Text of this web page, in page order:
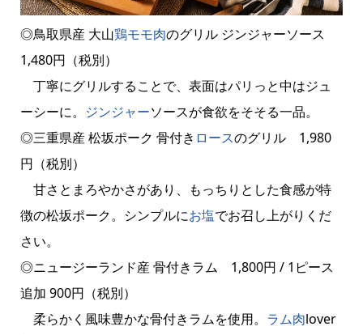
◎鳥取県産 大山鶏モモ肉のグリル ジンジャーソース
1,480円（税別）
丁寧にグリルすることで、表面はパリっと中はジュ
ーシーに。 ジンジャーソースが食欲をそそる一品。
◎三重県産 松坂ポーク 骨付き ロースのグリル 1,980
円（税別）
甘さとまろやかさがあり、もっちりとした食感が特
徴の松坂ポーク。シンプルにお塩でお召し上がりくだ
さい。
◎ニュージーランド産 骨付きラム 1,800円 / 1ピース
追加 900円（税別）
柔らかく風味豊かな骨付きラムを使用。 ラム肉lover